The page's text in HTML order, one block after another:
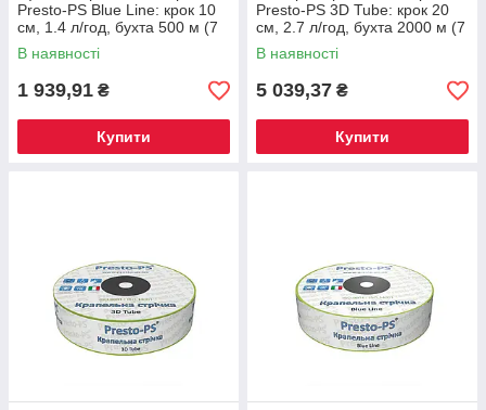
Presto-PS Blue Line: крок 10
см, 1.4 л/год, бухта 500 м (7
mil). Гарантія якості
В наявності
1 939,91 ₴
Купити
Presto-PS 3D Tube: крок 20
см, 2.7 л/год, бухта 2000 м (7
mil). Захист від засмічень
В наявності
5 039,37 ₴
Купити